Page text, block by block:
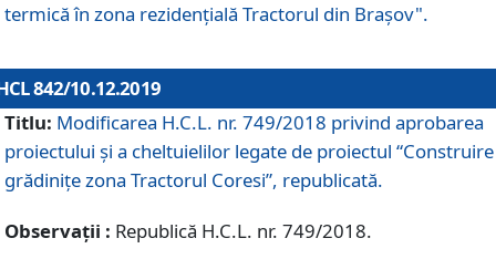
termică în zona rezidenţială Tractorul din Braşov".
842/10.12.2019
Titlu: Modificarea H.C.L. nr. 749/2018 privind aprobarea
proiectului și a cheltuielilor legate de proiectul “Construire
grădinițe zona Tractorul Coresi”, republicată.
Observații : Republică H.C.L. nr. 749/2018.